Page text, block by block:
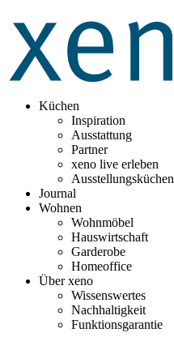
Küchen
Inspiration
Ausstattung
Partner
xeno live erleben
Ausstellungsküchen
Journal
Wohnen
Wohnmöbel
Hauswirtschaft
Garderobe
Homeoffice
Über xeno
Wissenswertes
Nachhaltigkeit
Funktionsgarantie